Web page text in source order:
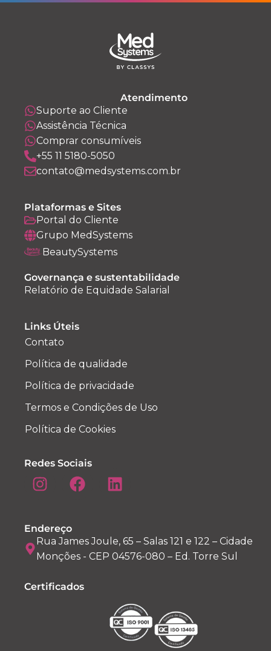
Atendimento
Suporte ao Cliente
Assistência Técnica
Comprar consumíveis
+55 11 5180-5050
contato@medsystems.com.br
Plataformas e Sites
Portal do Cliente
Grupo MedSystems
BeautySystems
Governança e sustentabilidade
Relatório de Equidade Salarial
Links Úteis
Contato
Política de qualidade
Política de privacidade
Termos e Condições de Uso
Política de Cookies
Redes Sociais
Endereço
Rua James Joule, 65 – Salas 121 e 122 – Cidade
Monções - CEP 04576-080 – Ed. Torre Sul
Certificados